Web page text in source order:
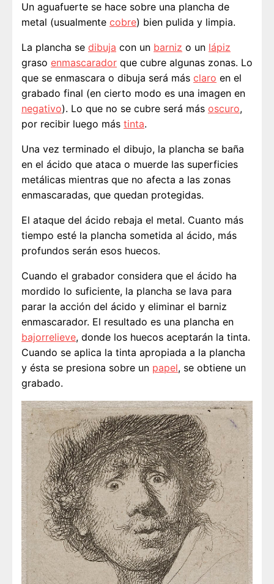
Un aguafuerte se hace sobre una plancha de
metal (usualmente cobre) bien pulida y limpia.
La plancha se dibuja con un barniz o un lápiz
graso enmascarador que cubre algunas zonas. Lo
que se enmascara o dibuja será más claro en el
grabado final (en cierto modo es una imagen en
negativo). Lo que no se cubre será más oscuro,
por recibir luego más tinta.
Una vez terminado el dibujo, la plancha se baña
en el ácido que ataca o muerde las superficies
metálicas mientras que no afecta a las zonas
enmascaradas, que quedan protegidas.
El ataque del ácido rebaja el metal. Cuanto más
tiempo esté la plancha sometida al ácido, más
profundos serán esos huecos.
Cuando el grabador considera que el ácido ha
mordido lo suficiente, la plancha se lava para
parar la acción del ácido y eliminar el barniz
enmascarador. El resultado es una plancha en
bajorrelieve, donde los huecos aceptarán la tinta.
Cuando se aplica la tinta apropiada a la plancha
y ésta se presiona sobre un papel, se obtiene un
grabado.